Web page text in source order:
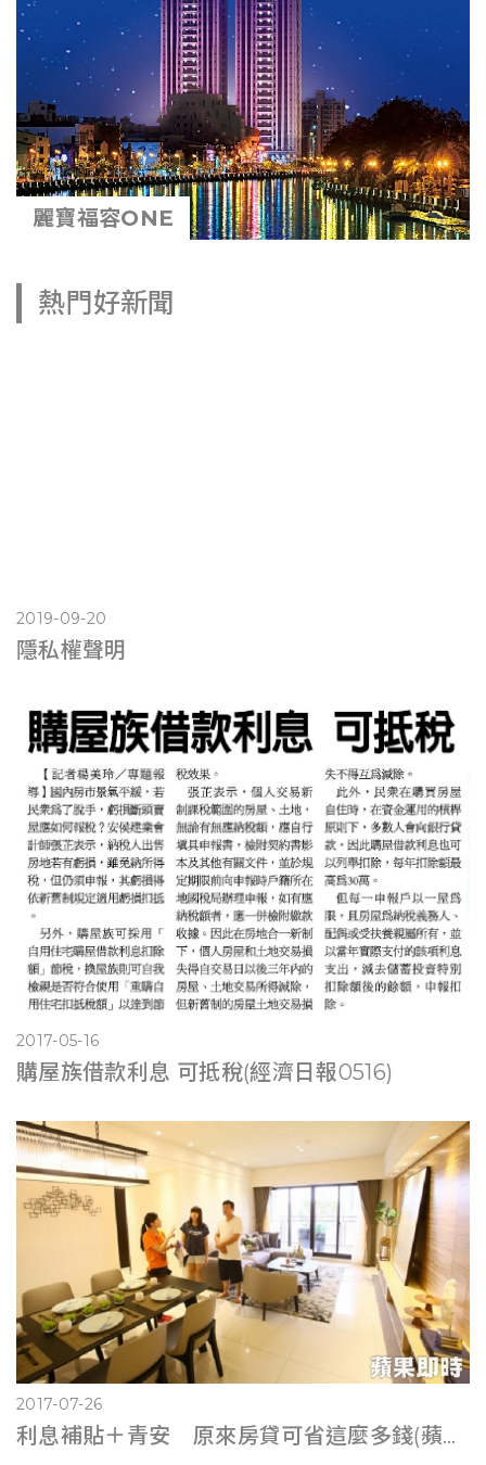
麗寶福容ONE
熱門好新聞
2019-09-20
隱私權聲明
2017-05-16
購屋族借款利息 可抵稅(經濟日報0516)
2017-07-26
利息補貼＋青安 原來房貸可省這麼多錢(蘋果即時0725)